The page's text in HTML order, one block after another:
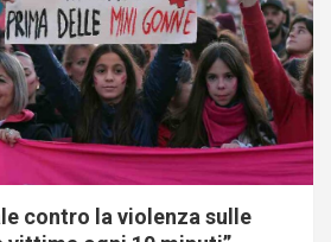
contro la violenza sulle